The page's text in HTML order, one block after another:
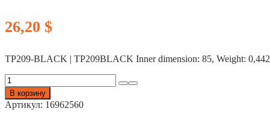
26,20 $
TP209-BLACK | TP209BLACK Inner dimension: 85, Weight:
Количество
товара
ZEN
TP209-
В корзину
Артикул: 16962560